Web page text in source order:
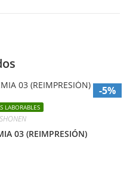
-5%
LABORABLES
SHONEN
03 (REIMPRESIÓN)